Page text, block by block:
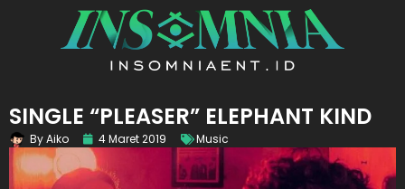
SINGLE “PLEASER” ELEPHANT KIND
ByAiko 4 Maret 2019 Music